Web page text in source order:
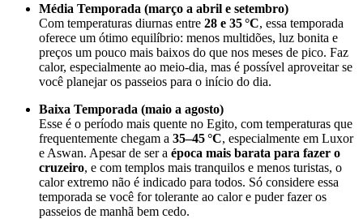
Média Temporada (março a abril e setembro)
Com temperaturas diurnas entre 28 e 35 °C, essa temporada
oferece um ótimo equilíbrio: menos multidões, luz bonita e
preços um pouco mais baixos do que nos meses de pico. Faz
calor, especialmente ao meio-dia, mas é possível aproveitar se
você planejar os passeios para o início do dia.
Baixa Temporada (maio a agosto)
Esse é o período mais quente no Egito, com temperaturas que
frequentemente chegam a 35–45 °C, especialmente em Luxor
e Aswan. Apesar de ser a época mais barata para fazer o
cruzeiro, e com templos mais tranquilos e menos turistas, o
calor extremo não é indicado para todos. Só considere essa
temporada se você for tolerante ao calor e puder fazer os
passeios de manhã bem cedo.